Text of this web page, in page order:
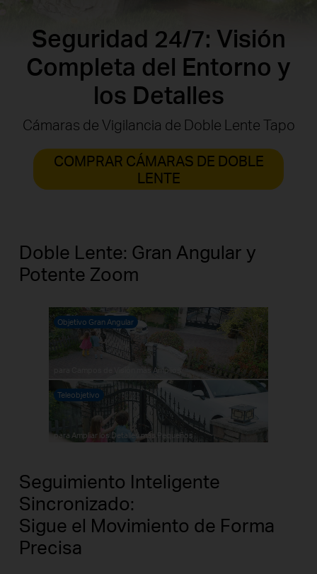
Seguridad 24/7: Visión
Completa del Entorno y
los Detalles
Cámaras de Vigilancia de Doble Lente Tapo
COMPRAR CÁMARAS DE DOBLE
LENTE
Doble Lente: Gran Angular y
Potente Zoom
para Campos de Visión más Amplios
para Ampliar los Detalles más Pequeños
Objetivo Gran Angular
Teleobjetivo
Seguimiento Inteligente
Sincronizado:
Sigue el Movimiento de Forma
Precisa